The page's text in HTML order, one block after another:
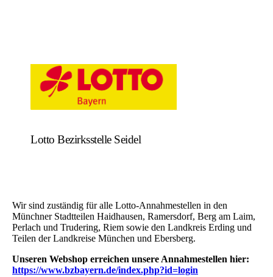
Lotto Bezirksstelle Seidel
Wir sind zuständig für alle Lotto-Annahmestellen in den
Münchner Stadtteilen Haidhausen, Ramersdorf, Berg am Laim,
Perlach und Trudering, Riem sowie den Landkreis Erding und
Teilen der Landkreise München und Ebersberg.
Unseren Webshop erreichen unsere Annahmestellen hier:
https://www.bzbayern.de/index.php?id=login